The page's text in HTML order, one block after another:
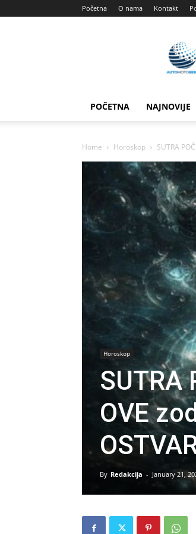
Početna O nama Kontakt
POČETNA NAJNOVIJE
Home Horoskop SUTRA
Horoskop
SUTRA
OVE
By Redakcija - January 21,